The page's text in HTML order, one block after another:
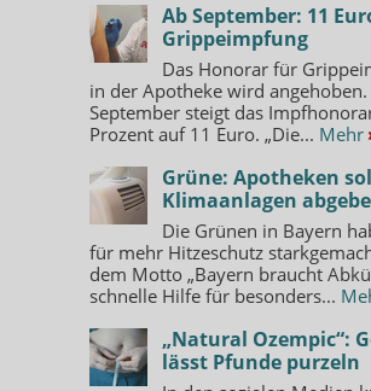
Ab September: 11
Grippeimpfung
Das Honorar für
in der Apotheke wird
September steigt das
Prozent auf 11 Euro. „Die... Mehr
Grüne: Apotheken
Klimaanlagen
Die Grünen in Bayern
für mehr Hitzeschutz
dem Motto „Bayern braucht
schnelle Hilfe für besonders...
„Natural Ozempic“:
lässt Pfunde purzeln